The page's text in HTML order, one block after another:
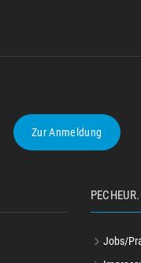
Zur Anmeldung
Jobs/